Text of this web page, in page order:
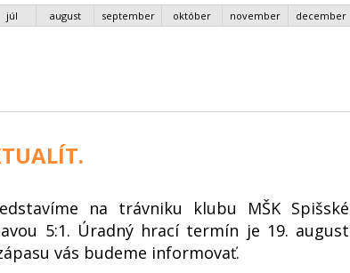
júl august september október november december
na trávniku klubu MŠK Spišské
5:1. Úradný hrací termín je 19. august
vás budeme informovať.